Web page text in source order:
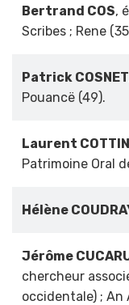
Bertrand COS,
Scribes ; Rene
Patrick COSNET
Pouancë (49).
Laurent COTTIN
Patrimoine Oral
Hélène
Jérôme
chercheur
occidentale) ; An